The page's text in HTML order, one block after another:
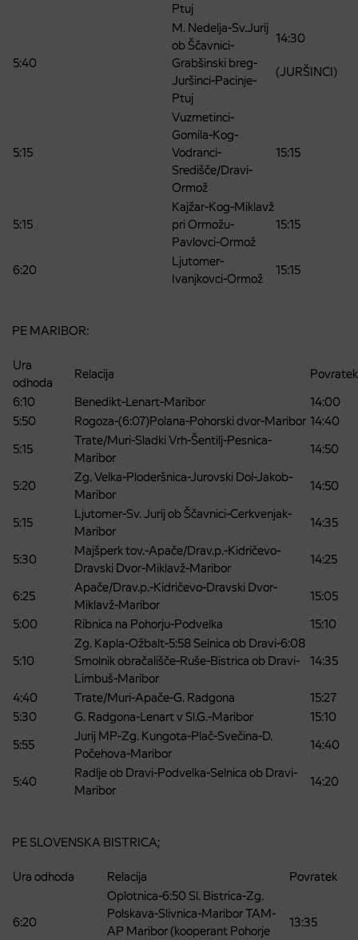
Ptuj
5:40
M. Nedelja-Sv.Jurij
ob Ščavnici-
Grabšinski breg-
Juršinci-Pacinje-
Ptuj
14:30
(JURŠINCI)
5:15
Vuzmetinci-
Gomila-Kog-
Vodranci-
Središče/Dravi-
Ormož
15:15
5:15
Kajžar-Kog-Miklavž
pri Ormožu-
Pavlovci-Ormož
15:15
6:20
Ljutomer-
Ivanjkovci-Ormož
15:15
PE MARIBOR:
Ura
odhoda
Relacija
Povratek
6:10
Benedikt-Lenart-Maribor
14:00
5:50
Rogoza-(6:07)Polana-Pohorski dvor-Maribor 14:40
5:15
Trate/Muri-Sladki Vrh-Šentilj-Pesnica-
Maribor
14:50
5:20
Zg. Velka-Ploderšnica-Jurovski Dol-Jakob-
Maribor
14:50
5:15
Ljutomer-Sv. Jurij ob Ščavnici-Cerkvenjak-
Maribor
14:35
5:30
Majšperk tov.-Apače/Drav.p.-Kidričevo-
Dravski Dvor-Miklavž-Maribor
14:25
6:25
Apače/Drav.p.-Kidričevo-Dravski Dvor-
Miklavž-Maribor
15:05
5:00
Ribnica na Pohorju-Podvelka 15:10
5:10
Zg. Kapla-Ožbalt-5:58 Selnica ob Dravi-6:08
Smolnik obračališče-Ruše-Bistrica ob Dravi-
Limbuš-Maribor
14:35
4:40 Trate/Muri-Apače-G. Radgona
15:27
5:30
G. Radgona-Lenart v Sl.G.-Maribor
15:10
5:55
Jurij MP-Zg. Kungota-Plač-Svečina-D.
Počehova-Maribor
14:40
5:40
Radlje ob Dravi-Podvelka-Selnica ob Dravi-
Maribor
14:20
PE SLOVENSKA BISTRICA;
Ura odhoda Relacija Povratek
6:20
Oplotnica-6:50 Sl. Bistrica-Zg.
Polskava-Slivnica-Maribor TAM-
AP Maribor (kooperant Pohorje
13:35